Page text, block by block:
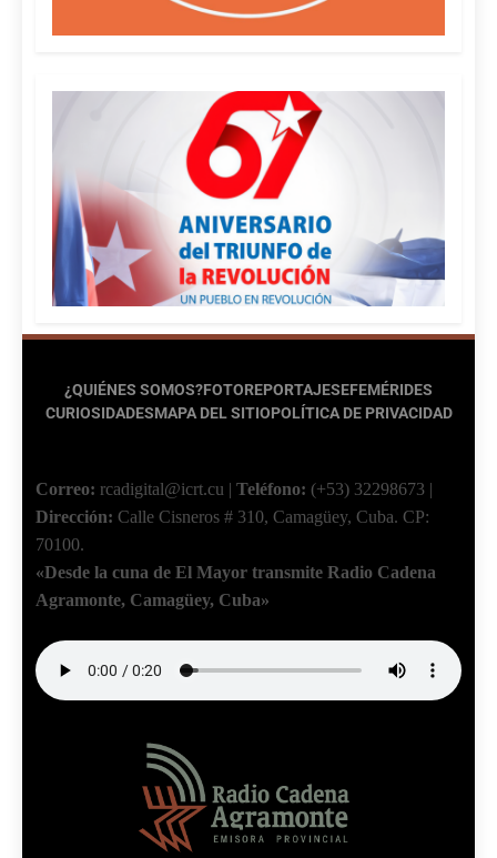
¿QUIÉNES SOMOS?FOTOREPORTAJESEFEMÉRIDES
CURIOSIDADESMAPA DEL SITIOPOLÍTICA DE PRIVACIDAD
Correo: rcadigital@icrt.cu | Teléfono: (+53) 32298673 |
Dirección: Calle Cisneros # 310, Camagüey, Cuba. CP:
70100.
«Desde la cuna de El Mayor transmite Radio Cadena
Agramonte, Camagüey, Cuba»